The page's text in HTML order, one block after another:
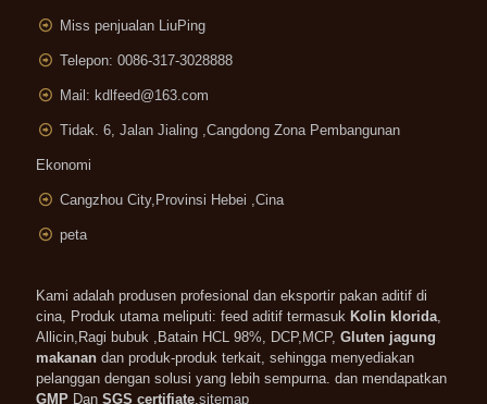
Miss penjualan LiuPing
Telepon: 0086-317-3028888
Mail: kdlfeed@163.com
Tidak. 6, Jalan Jialing ,Cangdong Zona Pembangunan
Ekonomi
Cangzhou City,Provinsi Hebei ,Cina
peta
Kami adalah produsen profesional dan eksportir pakan aditif di
cina, Produk utama meliputi: feed aditif termasuk Kolin klorida,
Allicin,Ragi bubuk ,Batain HCL 98%, DCP,MCP, Gluten jagung
makanan dan produk-produk terkait, sehingga menyediakan
pelanggan dengan solusi yang lebih sempurna. dan mendapatkan
GMP Dan SGS certifiate.sitemap